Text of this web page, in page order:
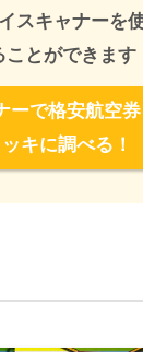
スキャナーを
とができます
ーで格安航空
キに調べる！